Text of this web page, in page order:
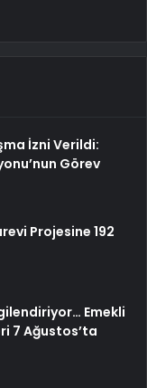
İzni Verildi:
Görev
Projesine 192
Emekli
7 Ağustos’ta